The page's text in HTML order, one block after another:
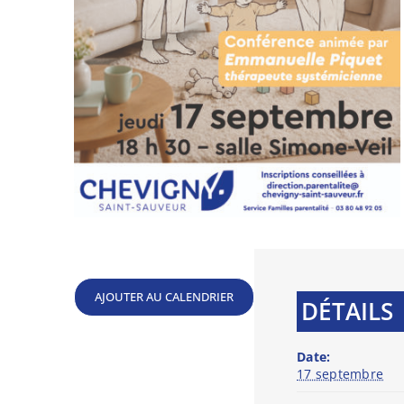
Publication des actes réglementaires et
Le budget municipal
AJOUTER AU CALENDRIER DÉTAILS
Date:
17 septembre